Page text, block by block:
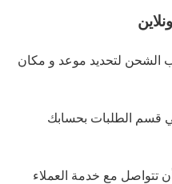
الشحن لتحديد موعد و مكان
قسم الطلبات بحسابك
تتواصل مع خدمة العملاء